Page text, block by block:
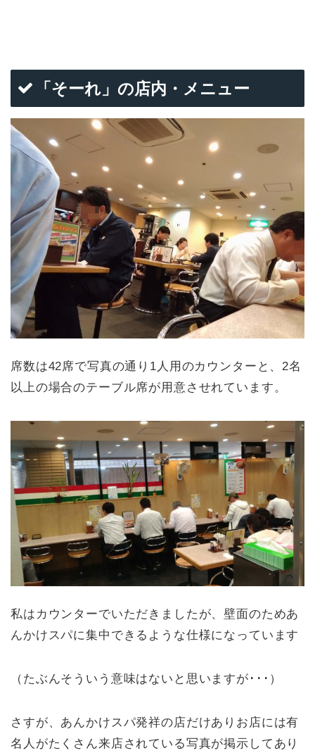
「そーれ」の店内・メニュー
席数は42席で写真の通り1人用のカウンターと、2名
以上の場合のテーブル席が用意させれています。
私はカウンターでいただきましたが、壁面のためあ
んかけスパに集中できるような仕様になっています
（たぶんそういう意味はないと思いますが･･･）
さすが、あんかけスパ発祥の店だけありお店には有
名人がたくさん来店されている写真が掲示してあり